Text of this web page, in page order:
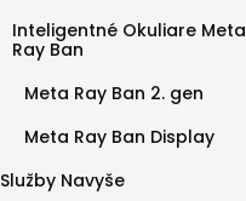
Inteligentné Okuliare Meta
Ray Ban
Meta Ray Ban 2. gen
Meta Ray Ban Display
Služby Navyše